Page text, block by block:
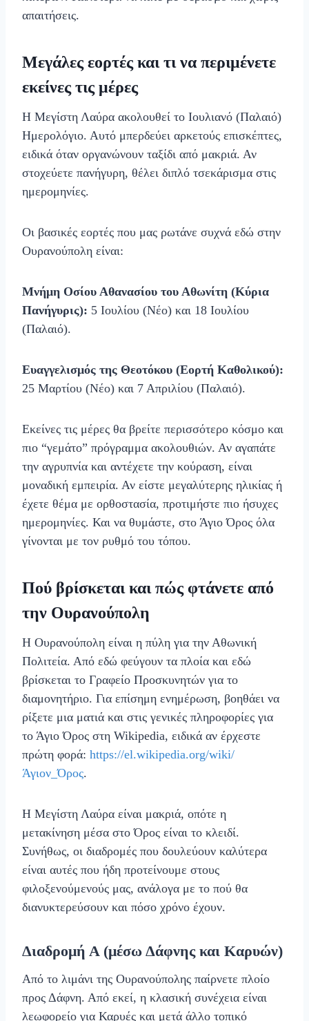
απαιτήσεις.
Μεγάλες εορτές και τι να περιμένετε
εκείνες τις μέρες
Η Μεγίστη Λαύρα ακολουθεί το Ιουλιανό (Παλαιό)
Ημερολόγιο. Αυτό μπερδεύει αρκετούς επισκέπτες,
ειδικά όταν οργανώνουν ταξίδι από μακριά. Αν
στοχεύετε πανήγυρη, θέλει διπλό τσεκάρισμα στις
ημερομηνίες.
Οι βασικές εορτές που μας ρωτάνε συχνά εδώ στην
Ουρανούπολη είναι:
Μνήμη Οσίου Αθανασίου του Αθωνίτη (Κύρια
Πανήγυρις): 5 Ιουλίου (Νέο) και 18 Ιουλίου
(Παλαιό).
Ευαγγελισμός της Θεοτόκου (Εορτή Καθολικού):
25 Μαρτίου (Νέο) και 7 Απριλίου (Παλαιό).
Εκείνες τις μέρες θα βρείτε περισσότερο κόσμο και
πιο “γεμάτο” πρόγραμμα ακολουθιών. Αν αγαπάτε
την αγρυπνία και αντέχετε την κούραση, είναι
μοναδική εμπειρία. Αν είστε μεγαλύτερης ηλικίας ή
έχετε θέμα με ορθοστασία, προτιμήστε πιο ήσυχες
ημερομηνίες. Και να θυμάστε, στο Άγιο Όρος όλα
γίνονται με τον ρυθμό του τόπου.
Πού βρίσκεται και πώς φτάνετε από
την Ουρανούπολη
Η Ουρανούπολη είναι η πύλη για την Αθωνική
Πολιτεία. Από εδώ φεύγουν τα πλοία και εδώ
βρίσκεται το Γραφείο Προσκυνητών για το
διαμονητήριο. Για επίσημη ενημέρωση, βοηθάει να
ρίξετε μια ματιά και στις γενικές πληροφορίες για
το Άγιο Όρος στη Wikipedia, ειδικά αν έρχεστε
πρώτη φορά: https://el.wikipedia.org/wiki/
Άγιον_Όρος.
Η Μεγίστη Λαύρα είναι μακριά, οπότε η
μετακίνηση μέσα στο Όρος είναι το κλειδί.
Συνήθως, οι διαδρομές που δουλεύουν καλύτερα
είναι αυτές που ήδη προτείνουμε στους
φιλοξενούμενούς μας, ανάλογα με το πού θα
διανυκτερεύσουν και πόσο χρόνο έχουν.
Διαδρομή Α (μέσω Δάφνης και Καρυών)
Από το λιμάνι της Ουρανούπολης παίρνετε πλοίο
προς Δάφνη. Από εκεί, η κλασική συνέχεια είναι
λεωφορείο για Καρυές και μετά άλλο τοπικό